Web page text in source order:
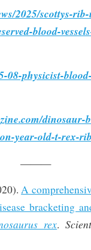
2025/scottys-
blood-
08-physicist-
dinosaur-
year-old-t-rex-
———
A
bracketing
rex.